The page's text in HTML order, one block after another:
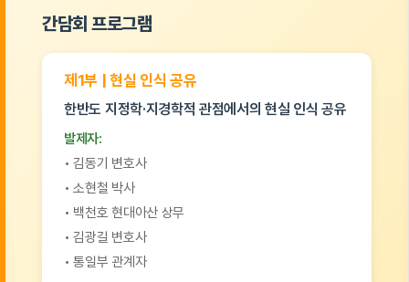
간담회 프로그램
제1부 | 현실 인식 공유
한반도 지정학·지경학적 관점에서의 현실 인식 공유
발제자:
• 김동기 변호사
• 소현철 박사
• 백천호 현대아산 상무
• 김광길 변호사
• 통일부 관계자